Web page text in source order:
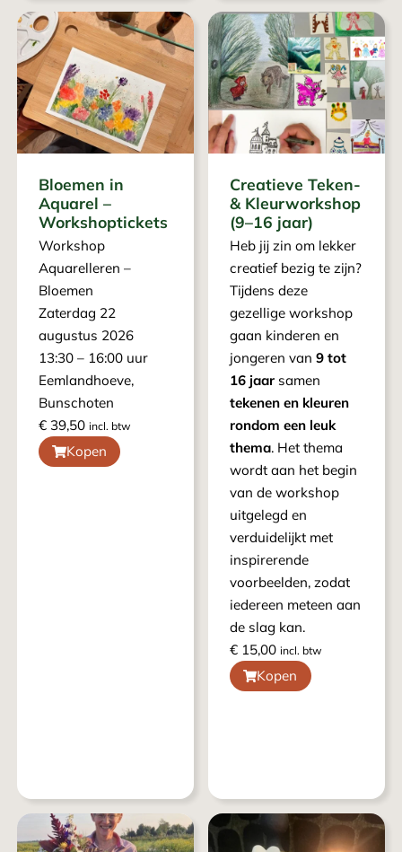
Bloemen in
Aquarel –
Workshoptickets
Workshop
Aquarelleren –
Bloemen
Zaterdag 22
augustus 2026
13:30 – 16:00 uur
Eemlandhoeve,
Bunschoten
€ 39,50 incl. btw
Kopen
Creatieve Teken-
& Kleurworkshop
(9–16 jaar)
Heb jij zin om lekker
creatief bezig te zijn?
Tijdens deze
gezellige workshop
gaan kinderen en
jongeren van 9 tot
16 jaar samen
tekenen en kleuren
rondom een leuk
thema. Het thema
wordt aan het begin
van de workshop
uitgelegd en
verduidelijkt met
inspirerende
voorbeelden, zodat
iedereen meteen aan
de slag kan.
€ 15,00 incl. btw
Kopen